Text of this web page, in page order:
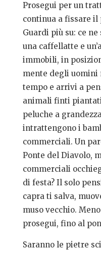
Prosegui per un
continua a fissare
Guardi più su: ce
una caffellatte e
immobili, in
mente degli uomini
tempo e arrivi a
animali finti
peluche a
intrattengono i
commerciali. Un
Ponte del Diavolo,
commerciali
di festa? Il solo
capra ti salva,
muso vecchio.
prosegui, fino al
Saranno le pietre